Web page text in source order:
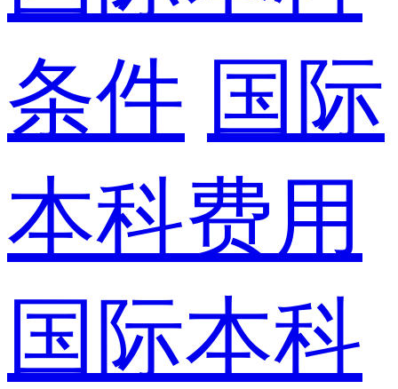
条件 国际
本科费用
国际本科